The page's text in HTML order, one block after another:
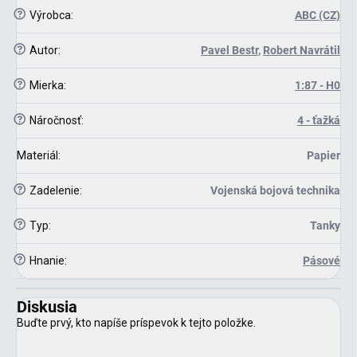
? Výrobca: ABC (CZ)
? Autor: Pavel Bestr, Robert Navrátil
? Mierka: 1:87 - H0
? Náročnosť: 4 - ťažká
Materiál : Papier
? Zadelenie: Vojenská bojová technika
? Typ: Tanky
? Hnanie: Pásové
Diskusia
Buďte prvý, kto napíše príspevok k tejto položke.